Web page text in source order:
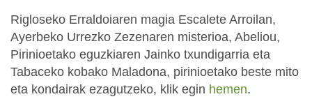
Rigloseko Erraldoiaren magia Escalete Arroilan,
Ayerbeko Urrezko Zezenaren misterioa, Abeliou,
Pirinioetako eguzkiaren Jainko txundigarria eta
Tabaceko kobako Maladona, pirinioetako beste mito
eta kondairak ezagutzeko, klik egin hemen.